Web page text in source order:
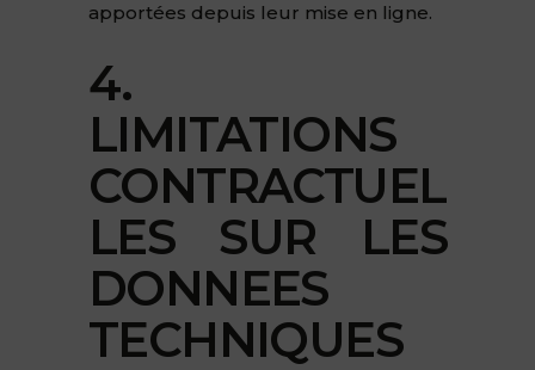
apportées depuis leur mise en ligne.
4.
LIMITATIONS
CONTRACTUEL
LES SUR LES
DONNEES
TECHNIQUES